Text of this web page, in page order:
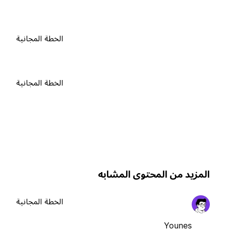
الخطة المجانية
الخطة المجانية
من المحتوى المشابه
Younes
الخطة المجانية